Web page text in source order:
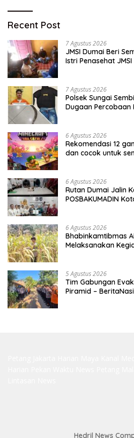
Recent Post
7 Agustus 2026
JMSI Dumai Beri
Istri Penasehat JMSI
7 Agustus 2026
Polsek Sungai
Dugaan Percobaan
6 Agustus 2026
Rekomendasi 12
dan cocok untuk
6 Agustus 2026
Rutan Dumai Jalin
POSBAKUMADIN
6 Agustus 2026
Bhabinkamtibmas
Melaksanakan
5 Agustus 2026
Tim Gabungan
Piramid –
Hedril News